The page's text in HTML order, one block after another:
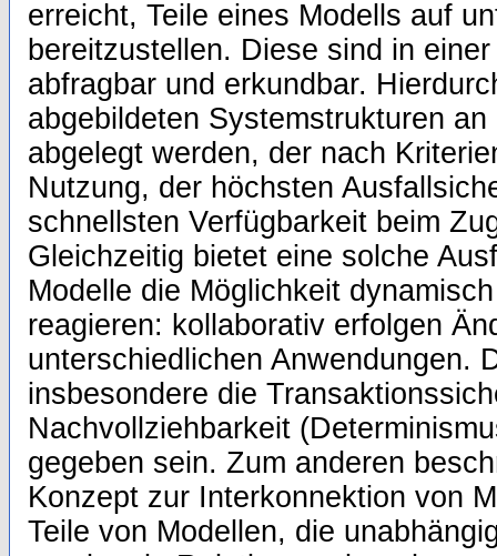
erreicht, Teile eines Modells auf
bereitzustellen. Diese sind in
abfragbar und erkundbar.
abgebildeten Systemstrukturen an
abgelegt werden, der nach
Nutzung, der höchsten
schnellsten Verfügbarkeit beim
Gleichzeitig bietet eine solche
Modelle die Möglichkeit
reagieren: kollaborativ erfolgen
unterschiedlichen Anwendungen.
insbesondere die
Nachvollziehbarkeit
gegeben sein. Zum anderen
Konzept zur Interkonnektion von
Teile von Modellen, die